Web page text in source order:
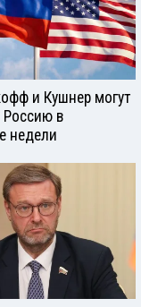
и Кушнер могут
Россию в
недели